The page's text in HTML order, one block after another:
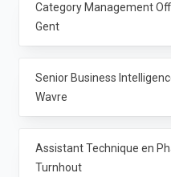
Gent
Wavre
Turnhout